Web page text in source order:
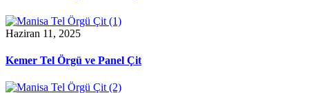
Haziran 11, 2025
Kemer Tel Örgü ve Panel Çit